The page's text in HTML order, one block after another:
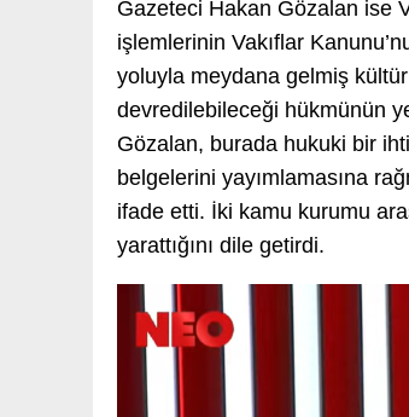
Gazeteci Hakan Gözalan ise
işlemlerinin Vakıflar
yoluyla meydana gelmiş
devredilebileceği hükmünün
Gözalan, burada hukuki bir
belgelerini yayımlamasına
ifade etti. İki kamu kurumu
yarattığını dile getirdi.